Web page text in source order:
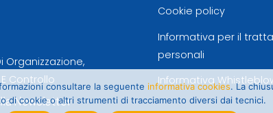
Organizzazione,
Controllo
Cookie policy
Informativa per il
personali
Informativa
Newsletter
consultare la seguente informativa cookies. La
di cookie o altri strumenti di tracciamento diversi dai tecnici.